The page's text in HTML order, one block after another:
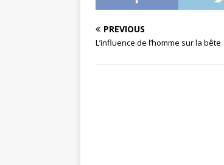
PREVIOUS
L’influence de l’homme sur la bête